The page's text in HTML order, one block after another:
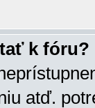
k fóru?
atď.